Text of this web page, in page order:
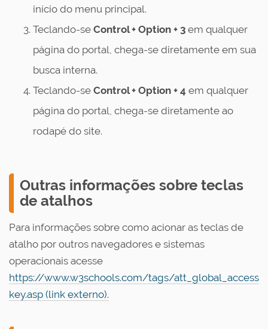
início do menu principal.
Teclando-se Control+ Option + 3 em qualquer
página do portal, chega-se diretamente em sua
busca interna.
Teclando-se Control+ Option + 4 em qualquer
página do portal, chega-se diretamente ao
rodapé do site.
Outras informações sobre teclas
de atalhos
Para informações sobre como acionar as teclas de
atalho por outros navegadores e sistemas
operacionais acesse
https://www.w3schools.com/tags/att_global_access
key.asp (link externo).